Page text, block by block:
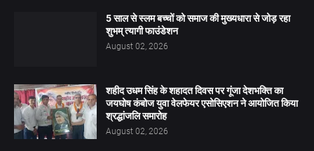
5 साल से स्लम बच्चों को समाज की मुख्यधारा से जोड़ रहा
शुभम् त्यागी फाउंडेशन
August 02, 2026
शहीद उधम सिंह के शहादत दिवस पर गूंजा देशभक्ति का
जयघोष कंबोज युवा वेलफेयर एसोसिएशन ने आयोजित किया
श्रद्धांजलि समारोह
August 02, 2026